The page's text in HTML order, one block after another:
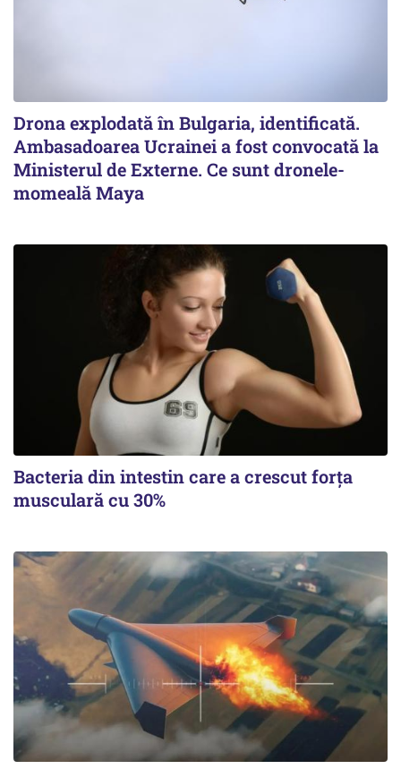
Drona explodată în Bulgaria, identificată.
Ambasadoarea Ucrainei a fost convocată la
Ministerul de Externe. Ce sunt dronele-
momeală Maya
Bacteria din intestin care a crescut forța
musculară cu 30%